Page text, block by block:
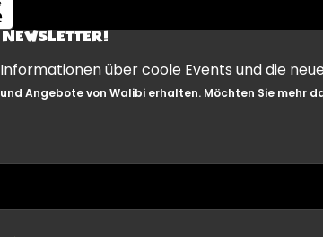
über coole Events und die
Angebote von Walibi erhalten. Möchten Sie mehr